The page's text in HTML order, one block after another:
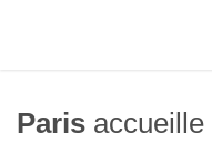
Paris accueille